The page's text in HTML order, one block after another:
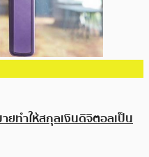
ยทำให้สกุลเงินดิจิตอลเป็น